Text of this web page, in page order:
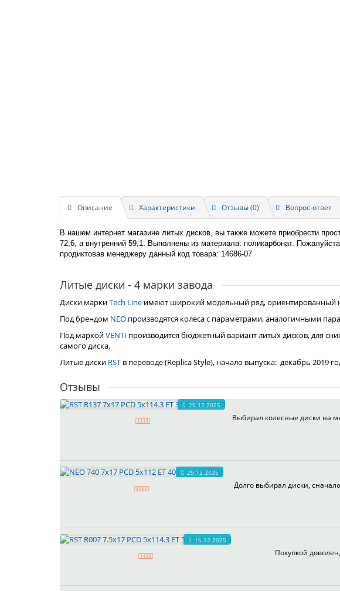
Описание Характеристики Отзывы (0) Вопрос-ответ
В нашем интернет магазине литых дисков, вы также можете приобрести
72,6, а внутренний 59,1. Выполнены из материала: поликарбонат.
продиктовав менеджеру данный код товара: 14686-07
Литые диски - 4 марки завода
Диски маркиTech Line имеют широкий модельный ряд, ориентированный
Под брендом NEO производятся колеса с параметрами, аналогичными
Под маркойVENTI производится бюджетный вариант литых дисков, для
самого диска.
Литые диски RST в переводе (Replica Style), начало выпуска: декабрь 2019
Отзывы
29.12.2025
Выбирал колесные диски на
29.12.2025
Долго выбирал диски,
16.12.2025
Покупкой